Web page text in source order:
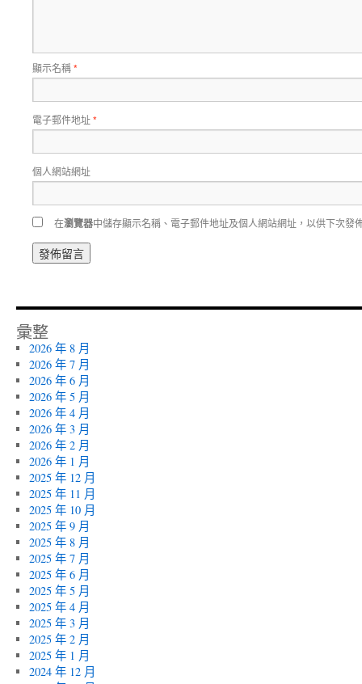
顯示名稱*
電子郵件地址*
個人網站網址
在瀏覽器中儲存顯示名稱、電子郵件地址及個人網站網址，以供下次發
彙整
2026 年 8 月
2026 年 7 月
2026 年 6 月
2026 年 5 月
2026 年 4 月
2026 年 3 月
2026 年 2 月
2026 年 1 月
2025 年 12 月
2025 年 11 月
2025 年 10 月
2025 年 9 月
2025 年 8 月
2025 年 7 月
2025 年 6 月
2025 年 5 月
2025 年 4 月
2025 年 3 月
2025 年 2 月
2025 年 1 月
2024 年 12 月